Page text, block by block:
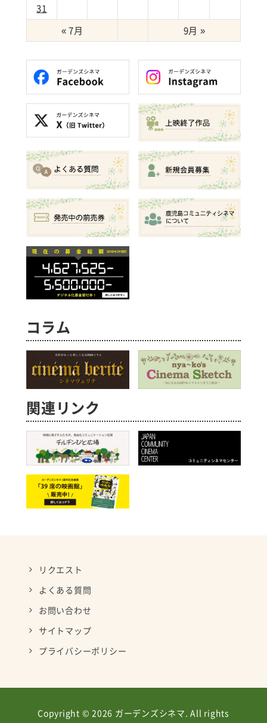
31
« 7月
9月 »
コラム
関連リンク
リクエスト
よくある質問
お問い合わせ
サイトマップ
プライバシーポリシー
Copyright © 2026 ガーデンズシネマ. All rights